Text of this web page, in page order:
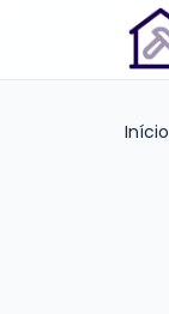
Início